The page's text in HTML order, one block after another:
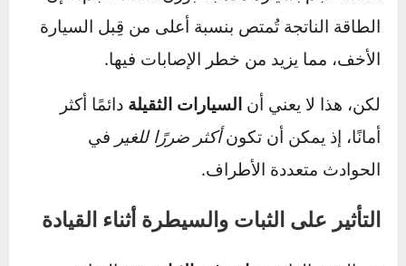
الكتلة الأكبر تعني أن السيارة تمتص الصدمة بشكل
أفضل وتنتقل قوة الاصطدام للطرف الأخف.
السيارات الخفيفة تميل إلى أن تتأثر أكثر عند
الاصطدام بسيارات أثقل، حيث تنتقل الطاقة إليها
بشكل أكبر.
مثال واقعي:عند تصادم سيارة دفع رباعي بوزن